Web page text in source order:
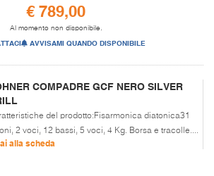
€ 789,00
Al momento non disponibile.
AVVISAMI QUANDO DISPONIBILE
COMPADRE GCF NERO SILVER
del prodotto:Fisarmonica diatonica31
2 voci, 12 bassi, 5 voci, 4 Kg. Borsa e tracolle....
alla scheda